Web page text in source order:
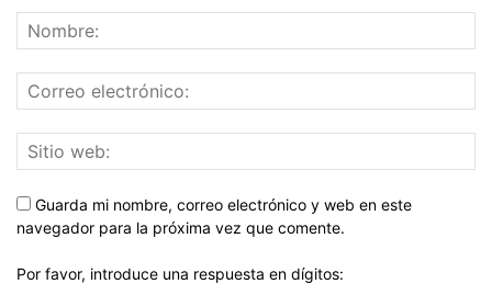
Guarda mi nombre, correo electrónico y web en este
navegador para la próxima vez que comente.
Por favor, introduce una respuesta en dígitos: